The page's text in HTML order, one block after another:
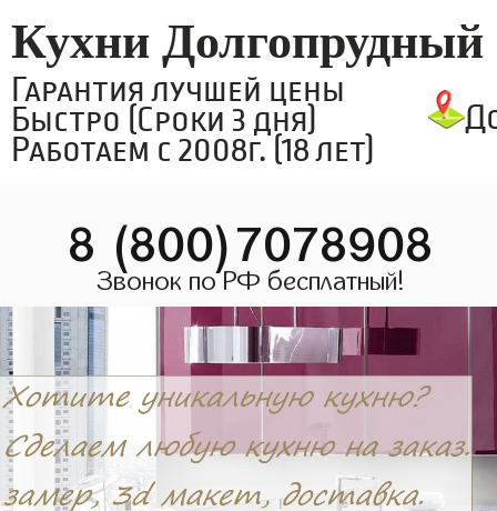
Кухни Долгопрудный
Гарантия лучшей цены
Быстро (Сроки 3 дня)
Работаем с 2008г. (18 лет)
8 (800)7078908
Звонок по РФ бесплатный!